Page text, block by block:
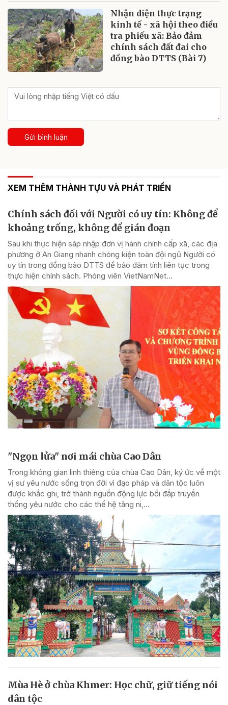
Nhận diện thực trạng
kinh tế - xã hội theo điều
tra phiếu xã: Bảo đảm
chính sách đất đai cho
đồng bào DTTS (Bài 7)
Gửi bình luận
XEM THÊM THÀNH TỰU VÀ PHÁT TRIỂN
Chính sách đối với Người có uy tín: Không để
khoảng trống, không để gián đoạn
Sau khi thực hiện sáp nhập đơn vị hành chính cấp xã, các địa
phương ở An Giang nhanh chóng kiện toàn đội ngũ Người có
uy tín trong đồng bào DTTS để bảo đảm tính liên tục trong
thực hiện chính sách. Phóng viên VietNamNet...
"Ngọn lửa" nơi mái chùa Cao Dân
Trong không gian linh thiêng của chùa Cao Dân, ký ức về một
vị sư yêu nước sống trọn đời vì đạo pháp và dân tộc luôn
được khắc ghi, trở thành nguồn động lực bồi đắp truyền
thống yêu nước cho các thế hệ tăng ni,...
Mùa Hè ở chùa Khmer: Học chữ, giữ tiếng nói
dân tộc